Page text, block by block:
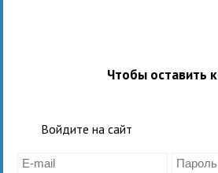
Чтобы оставить
Войдите на сайт